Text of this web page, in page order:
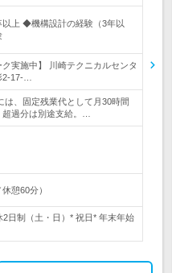
上 ◆機構設計の経験（3年以
実施中】 川崎テクニカルセンタ
2-17-…
、固定残業代として月30時間
過分は別途支給。…
憩60分）
日制（土・日）* 祝日* 年末年始